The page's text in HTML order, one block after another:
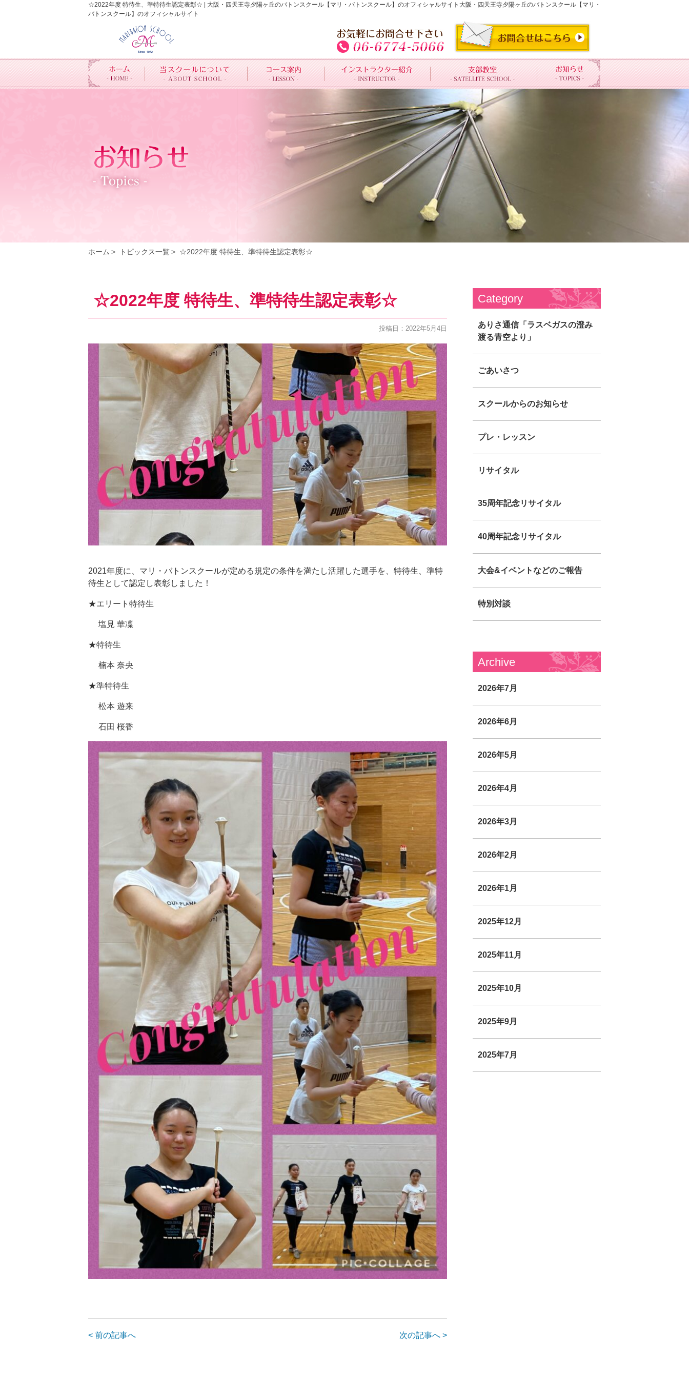
☆2022年度 特待生、準特待生認定表彰☆ | 大阪・四天王寺夕陽ヶ丘のバトンスクール【マリ・バトンスクール】のオフィシャルサイト大阪・四天王寺夕陽ヶ丘のバトンスクール【マリ・
バトンスクール】のオフィシャルサイト
ホーム トピックス一覧 ☆2022年度 特待生、準特待生認定表彰☆
☆2022年度 特待生、準特待生認定表彰☆
投稿日：2022年5月4日
2021年度に、マリ・バトンスクールが定める規定の条件を満たし活躍した選手を、特待生、準特
待生として認定し表彰しました！
★エリート特待生
塩見 華凜
★特待生
楠本 奈央
★準特待生
松本 遊来
石田 桜香
< 前の記事へ 次の記事へ >
Category
ありさ通信「ラスベガスの澄み
渡る青空より」
ごあいさつ
スクールからのお知らせ
プレ・レッスン
リサイタル
35周年記念リサイタル
40周年記念リサイタル
大会&イベントなどのご報告
特別対談
Archive
2026年7月
2026年6月
2026年5月
2026年4月
2026年3月
2026年2月
2026年1月
2025年12月
2025年11月
2025年10月
2025年9月
2025年7月